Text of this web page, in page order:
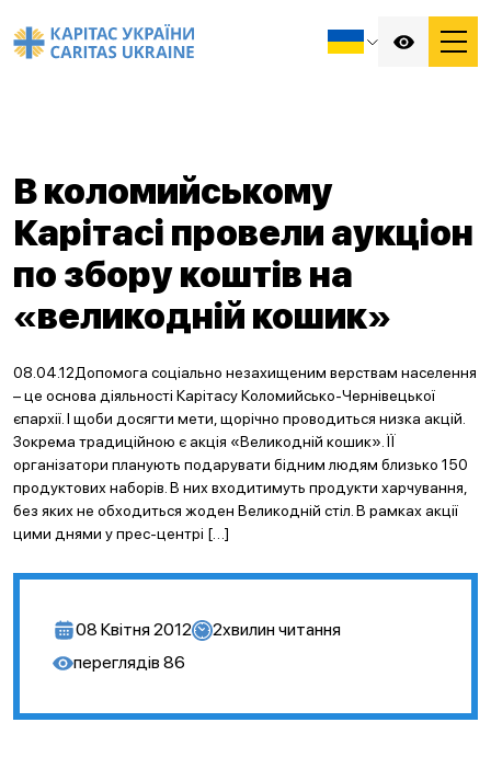
В коломийському
Карітасі провели аукціон
по збору коштів на
«великодній кошик»
08.04.12Допомога соціально незахищеним верствам населення
– це основа діяльності Карітасу Коломийсько-Чернівецької
єпархії. І щоби досягти мети, щорічно проводиться низка акцій.
Зокрема традиційною є акція «Великодній кошик». ЇЇ
організатори планують подарувати бідним людям близько 150
продуктових наборів. В них входитимуть продукти харчування,
без яких не обходиться жоден Великодній стіл. В рамках акції
цими днями у прес-центрі […]
08 Квітня 2012 2хвилин читання
переглядів 86